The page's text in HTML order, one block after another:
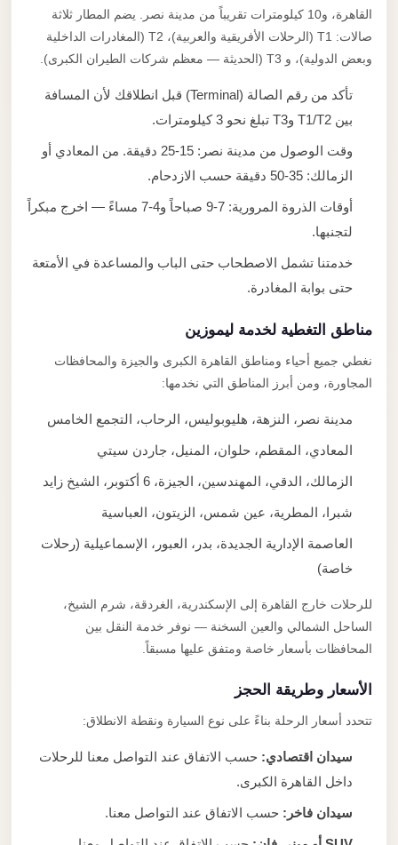
القاهرة، و10 كيلومترات تقريباً من مدينة نصر. يضم المطار ثلاثة
صالات: T1 (الرحلات الأفريقية والعربية)، T2 (المغادرات الداخلية
وبعض الدولية)، و T3 (الحديثة — معظم شركات الطيران الكبرى).
تأكد من رقم الصالة (Terminal) قبل انطلاقك لأن المسافة
بين T1/T2 وT3 تبلغ نحو 3 كيلومترات.
وقت الوصول من مدينة نصر: 15-25 دقيقة. من المعادي أو
الزمالك: 35-50 دقيقة حسب الازدحام.
أوقات الذروة المرورية: 7-9 صباحاً و4-7 مساءً — اخرج مبكراً
لتجنبها.
خدمتنا تشمل الاصطحاب حتى الباب والمساعدة في الأمتعة
حتى بوابة المغادرة.
مناطق التغطية لخدمة ليموزين
نغطي جميع أحياء ومناطق القاهرة الكبرى والجيزة والمحافظات
المجاورة، ومن أبرز المناطق التي نخدمها:
مدينة نصر، النزهة، هليوبوليس، الرحاب، التجمع الخامس
المعادي، المقطم، حلوان، المنيل، جاردن سيتي
الزمالك، الدقي، المهندسين، الجيزة، 6 أكتوبر، الشيخ زايد
شبرا، المطرية، عين شمس، الزيتون، العباسية
العاصمة الإدارية الجديدة، بدر، العبور، الإسماعيلية (رحلات
خاصة)
للرحلات خارج القاهرة إلى الإسكندرية، الغردقة، شرم الشيخ،
الساحل الشمالي والعين السخنة — نوفر خدمة النقل بين
المحافظات بأسعار خاصة ومتفق عليها مسبقاً.
الأسعار وطريقة الحجز
تتحدد أسعار الرحلة بناءً على نوع السيارة ونقطة الانطلاق:
سيدان اقتصادي:حسب الاتفاق عند التواصل معنا للرحلات
داخل القاهرة الكبرى.
سيدان فاخر:حسب الاتفاق عند التواصل معنا.